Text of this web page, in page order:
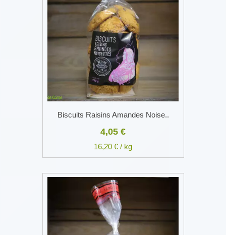
Biscuits Raisins Amandes Noise..
4,05 €
16,20 € / kg